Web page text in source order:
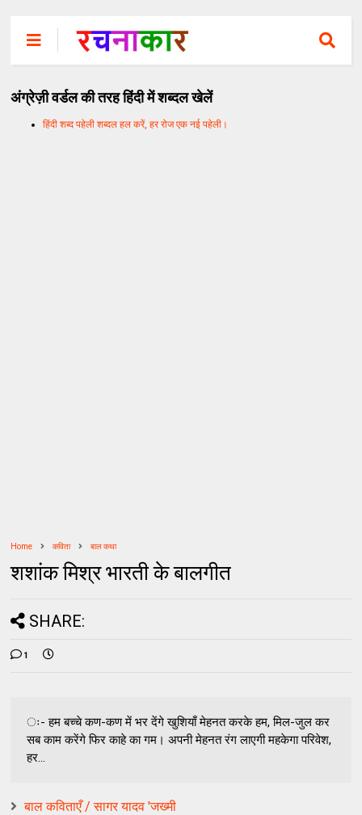
अंग्रेज़ी वर्डल की तरह हिंदी में शब्दल खेलें
हिंदी शब्द पहेली शब्दल हल करें, हर रोज एक नई पहेली।
Home कविता बाल कथा
शशांक मिश्र भारती के बालगीत
SHARE:
1
ः- हम बच्‍चे कण-कण में भर देंगे खुशियाँ मेहनत करके हम, मिल-जुल कर
सब काम करेंगे फिर काहे का गम। अपनी मेहनत रंग लाएगी महकेगा परिवेश,
हर...
बाल कविताएँ / सागर यादव 'जख्मी